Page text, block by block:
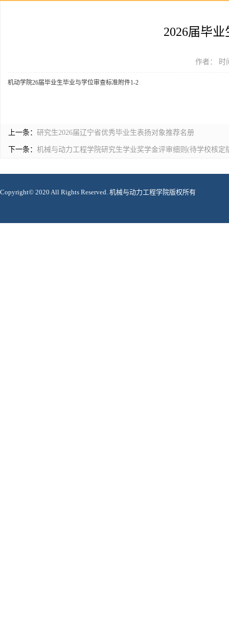
2026届毕
作者： 时
机动学院26届毕业生毕业与学位审查标准附件1-2
上一条： 研究生2026届辽宁省优秀毕业生表扬对象推荐名册
下一条： 机械与动力工程学院研究生学业奖学金评审细则(待学校核定
Copyright© 2020 All Rights Reserved. 机械与动力工程学院版权所有